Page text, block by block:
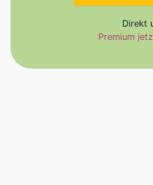
Direkt
Premium